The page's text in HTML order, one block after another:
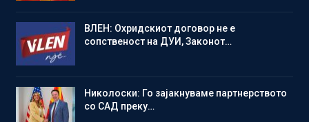
ВЛЕН: Охридскиот договор не е
сопственост на ДУИ, Законот…
Николоски: Го зајакнуваме партнерството
со САД преку…